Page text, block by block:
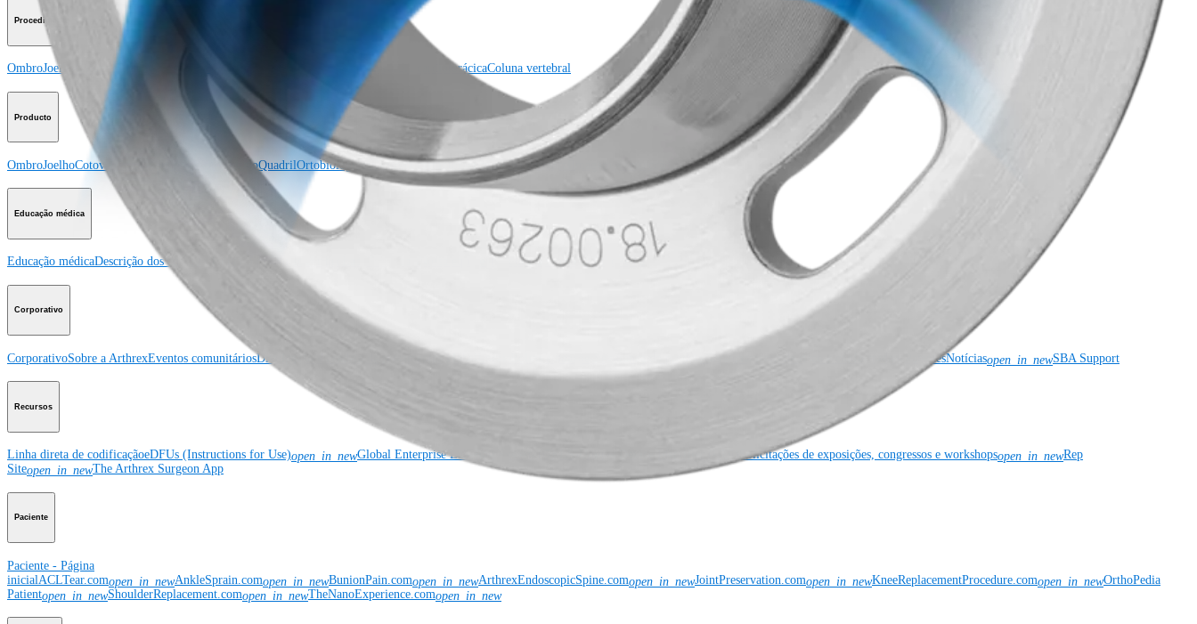
Procedimento
OmbroJoelho Cotovelo Pé e tornozelo OrtobiológicosCirurgia cardiotorácicaColuna vertebral
Producto
OmbroJoelhoCotovelo Mão e punho Pé e tornozeloQuadrilOrtobiológicosCirurgia cardiotorácicaColuna vertebral
Educação médica
Educação médicaDescrição dos cursos Calendário dos cursos Nossa equipe de educação médicaOrthoPedia
Corporativo
CorporativoSobre a ArthrexEventos comunitáriosDivulgação da cadeia de suprimentos global Segurança do produtoGerenciamento de risco e conformidade PatentesNotíciasopen_in_newSBA Support
Recursos
Linha direta de codificaçãoeDFUs (Instructions for Use)open_in_newGlobal Enterprise Labeling System (GELS) Solicitações de exposições, congressos e workshopsopen_in_newRep
Siteopen_in_newThe Arthrex Surgeon App
Paciente
Paciente - Página
inicialACLTear.comopen_in_newAnkleSprain.comopen_in_newBunionPain.comopen_in_newArthrexEndoscopicSpine.comopen_in_newJointPreservation.comopen_in_newKneeReplacementProcedure.comopen_in_newOrthoPedia
Patientopen_in_newShoulderReplacement.comopen_in_newTheNanoExperience.comopen_in_new